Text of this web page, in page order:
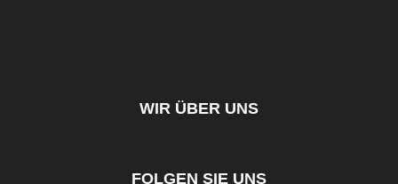
WIR ÜBER UNS
FOLGEN SIE UNS